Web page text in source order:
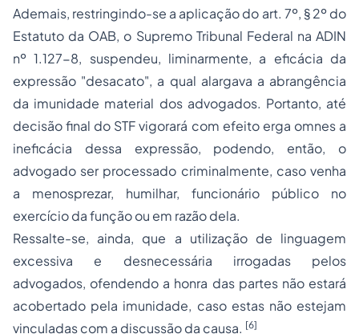
Ademais, restringindo-se a aplicação do art. 7º, § 2º do
Estatuto da OAB, o Supremo Tribunal Federal na ADIN
nº 1.127-8, suspendeu, liminarmente, a eficácia da
expressão "desacato", a qual alargava a abrangência
da imunidade material dos advogados. Portanto, até
decisão final do STF vigorará com efeito erga omnes a
ineficácia dessa expressão, podendo, então, o
advogado ser processado criminalmente, caso venha
a menosprezar, humilhar, funcionário público no
exercício da função ou em razão dela.
Ressalte-se, ainda, que a utilização de linguagem
excessiva e desnecessária irrogadas pelos
advogados, ofendendo a honra das partes não estará
acobertado pela imunidade, caso estas não estejam
vinculadas com a discussão da causa. [6]